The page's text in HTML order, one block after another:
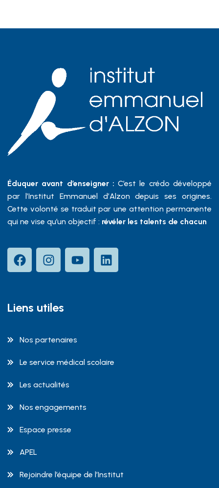
Éduquer avant d’enseigner : C’est le crédo développé
par l’Institut Emmanuel d’Alzon depuis ses origines.
Cette volonté se traduit par une attention permanente
qui ne vise qu’un objectif : révéler les talents de chacun
Liens utiles
Nos partenaires
Le service médical scolaire
Les actualités
Nos engagements
Espace presse
APEL
Rejoindre l’équipe de l’Institut